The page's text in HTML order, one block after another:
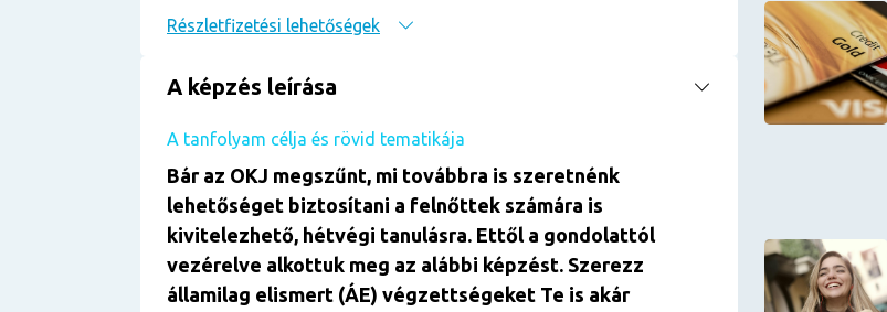
Részletfizetési lehetőségek
A képzés leírása
A tanfolyam célja és rövid tematikája
Bár az OKJ megszűnt, mi továbbra is szeretnénk
lehetőséget biztosítani a felnőttek számára is
kivitelezhető, hétvégi tanulásra. Ettől a gondolattól
vezérelve alkottuk meg az alábbi képzést. Szerezz
államilag elismert (ÁE) végzettségeket Te is akár